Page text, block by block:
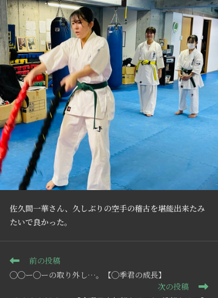
佐久間一華さん、久しぶりの空手の稽古を堪能出来たみ
たいで良かった。
そ
の
他
前の投稿
◯◯ー◯ーの取り外し…。【◯季君の成長】
次の投稿